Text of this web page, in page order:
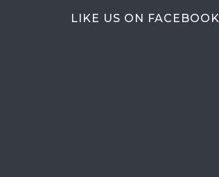
LIKE US ON FACEBOOK